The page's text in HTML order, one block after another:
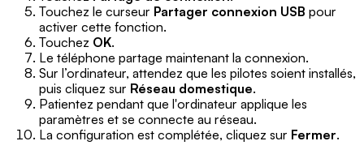
Touchez le curseur Partager connexion USB pour
activer cette fonction.
Touchez OK.
Le téléphone partage maintenant la connexion.
Sur l’ordinateur, attendez que les pilotes soient installés,
puis cliquez sur Réseau domestique.
Patientez pendant que l'ordinateur applique les
paramètres et se connecte au réseau.
La configuration est complétée, cliquez sur Fermer.